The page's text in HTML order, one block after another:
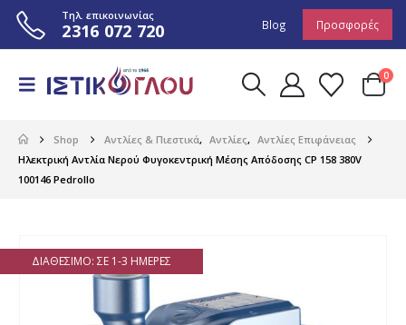
Τηλ. επικοινωνίας
2316 072 720 Blog Προσφορές
0
Shop Αντλίες & Πιεστικά, Αντλίες, Αντλίες Επιφάνειας
Ηλεκτρική Αντλία Νερού Φυγοκεντρική Μέσης Απόδοσης CP 158 380V
100146 Pedrollo
ΔΙΑΘΈΣΙΜΟ: ΣΕ 1-3 ΗΜΈΡΕΣ